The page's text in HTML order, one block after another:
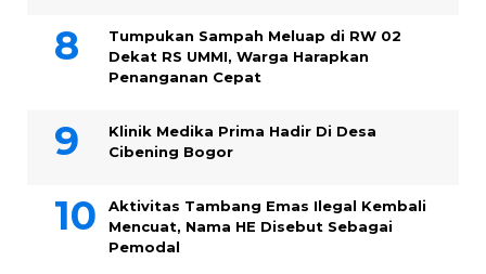
Tumpukan Sampah Meluap di RW 02
Dekat RS UMMI, Warga Harapkan
Penanganan Cepat
Klinik Medika Prima Hadir Di Desa
Cibening Bogor
Aktivitas Tambang Emas Ilegal Kembali
Mencuat, Nama HE Disebut Sebagai
Pemodal